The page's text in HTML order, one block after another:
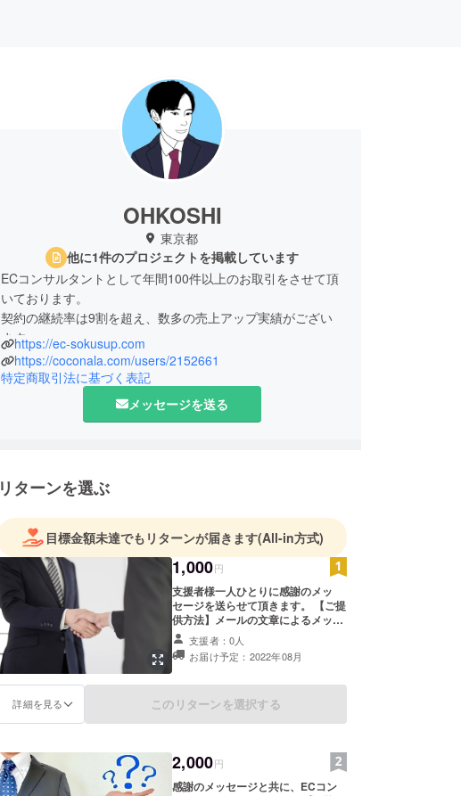
OHKOSHI
東京都
他に1件のプロジェクトを掲載しています
ECコンサルタントとして年間100件以上のお取引をさせて頂
いております。
契約の継続率は9割を超え、数多の売上アップ実績がござい
ます。
全店舗様共通で実践できる施策から商品ジャンル・シーズン
ごとに行う対策、キャンペーンを利用した戦略まで、ECモー
ルに関するノウハウの全てをご提供します。
本サロンでは過去の経験・実績の中から特に効果が高い施策
までお気軽にご参加下さいませ。
ネットショップに携わる方々とのご縁を大切にし、末永くお
付き合いさせて頂けますと幸いです。
https://ec-sokusup.com
https://coconala.com/users/2152661
特定商取引法に基づく表記
メッセージを送る
リターンを選ぶ
目標金額未達でもリターンが届きます(All-in方式)
1,000円
支援者様一人ひとりに感謝のメッ
セージを送らせて頂きます。 【ご提
供方法】メールの文章によるメッ
セージ支援者：0人
お届け予定：2022年08月
詳細を見る このリターンを選択する
2,000円
感謝のメッセージと共に、ECコン